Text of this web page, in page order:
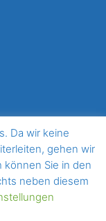
• Erstellt mit
Da wir keine
gehen wir
können Sie in den
neben diesem